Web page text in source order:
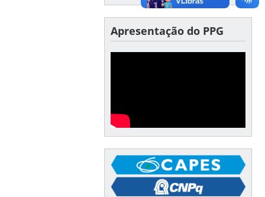
Apresentação do PPG